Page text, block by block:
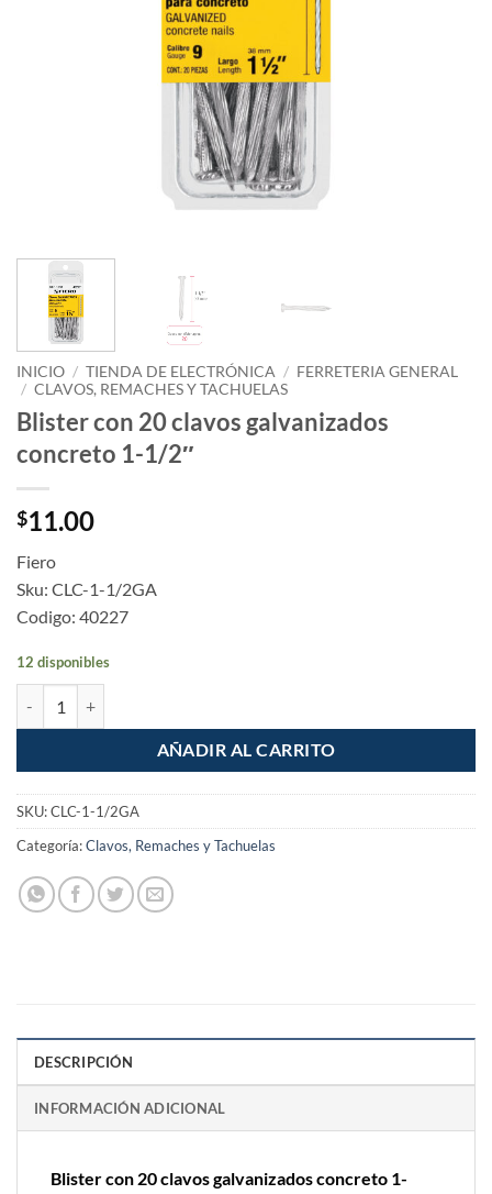
INICIO / TIENDA DE ELECTRÓNICA / FERRETERIA GENERAL
/ CLAVOS, REMACHES Y TACHUELAS
Blister con 20 clavos galvanizados
concreto 1-1/2″
$11.00
Fiero
Sku: CLC-1-1/2GA
Codigo: 40227
12 disponibles
AÑADIR AL CARRITO
SKU:CLC-1-1/2GA
Categoría:Clavos, Remaches y Tachuelas
DESCRIPCIÓN
INFORMACIÓN ADICIONAL
Blister con 20 clavos galvanizados concreto 1-